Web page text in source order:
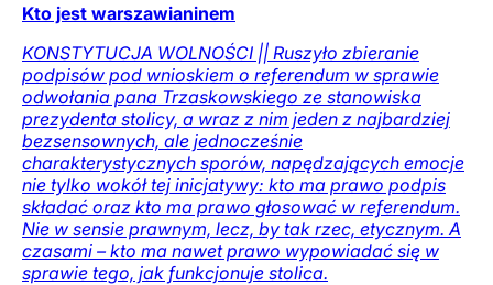
Kto jest warszawianinem
KONSTYTUCJA WOLNOŚCI || Ruszyło zbieranie
podpisów pod wnioskiem o referendum w sprawie
odwołania pana Trzaskowskiego ze stanowiska
prezydenta stolicy, a wraz z nim jeden z najbardziej
bezsensownych, ale jednocześnie
charakterystycznych sporów, napędzających emocje
nie tylko wokół tej inicjatywy: kto ma prawo podpis
składać oraz kto ma prawo głosować w referendum.
Nie w sensie prawnym, lecz, by tak rzec, etycznym. A
czasami – kto ma nawet prawo wypowiadać się w
sprawie tego, jak funkcjonuje stolica.